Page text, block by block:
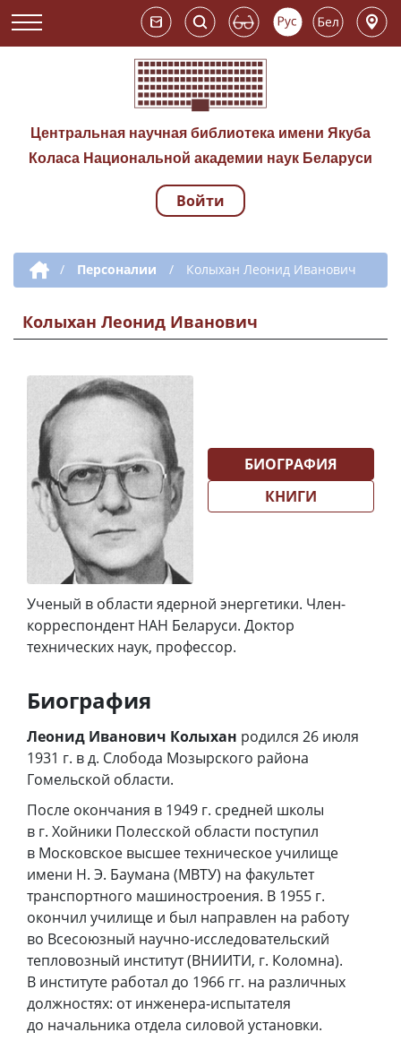
Центральная научная библиотека имени Якуба
Коласа Национальной академии наук Беларуси
Навигация по
Войти
Дополнительная навигация
/ Персоналии / Колыхан Леонид Иванович
Колыхан Леонид Иванович
Ученый в области ядерной энергетики. Член-
корреспондент НАН Беларуси. Доктор
технических наук, профессор.
БИОГРАФИЯ
КНИГИ
Биография
Леонид Иванович Колыхан родился 26 июля
1931 г. в д. Слобода Мозырского района
Гомельской области.
После окончания в 1949 г. средней школы
в г. Хойники Полесской области поступил
в Московское высшее техническое училище
имени Н. Э. Баумана (МВТУ) на факультет
транспортного машиностроения. В 1955 г.
окончил училище и был направлен на работу
во Всесоюзный научно-исследовательский
тепловозный институт (ВНИИТИ, г. Коломна).
В институте работал до 1966 гг. на различных
должностях: от инженера-испытателя
до начальника отдела силовой установки.